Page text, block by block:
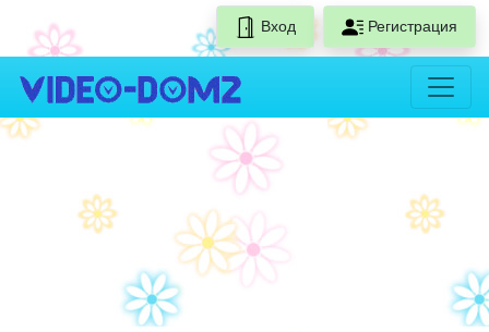
Вход Регистрация